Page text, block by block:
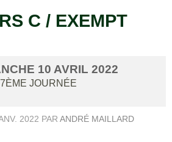
C / EXEMPT
10 AVRIL 2022
JOURNÉE
2022 PAR ANDRÉ MAILLARD